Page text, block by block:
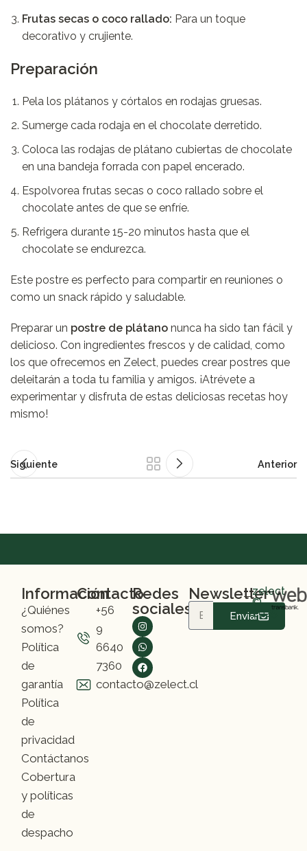
Frutas secas o coco rallado: Para un toque
decorativo y crujiente.
Preparación
Pela los plátanos y córtalos en rodajas gruesas.
Sumerge cada rodaja en el chocolate derretido.
Coloca las rodajas de plátano cubiertas de chocolate
en una bandeja forrada con papel encerado.
Espolvorea frutas secas o coco rallado sobre el
chocolate antes de que se enfríe.
Refrigera durante 15-20 minutos hasta que el
chocolate se endurezca.
Este postre es perfecto para compartir en reuniones o
como un snack rápido y saludable.
Preparar un postre de plátano nunca ha sido tan fácil y
delicioso. Con ingredientes frescos y de calidad, como
los que ofrecemos en Zelect, puedes crear postres que
deleitarán a toda tu familia y amigos. ¡Atrévete a
experimentar y disfruta de estas deliciosas recetas hoy
mismo!
Siguiente Anterior
Información
¿Quiénes
somos?
Política
de
garantía
Política
de
privacidad
Contáctanos
Cobertura
y políticas
de
despacho
Contacto
+56
9
6640
7360
contacto@zelect.cl
Redes
sociales
Newsletter
Enviar
zelect
©
2025